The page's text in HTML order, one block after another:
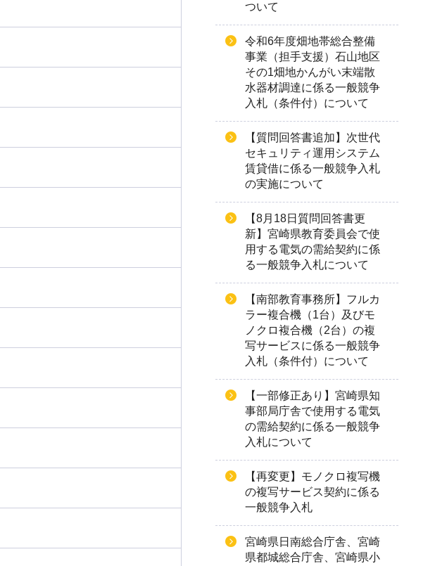
ついて
令和6年度畑地帯総合整備
事業（担手支援）石山地区
その1畑地かんがい末端散
水器材調達に係る一般競争
入札（条件付）について
【質問回答書追加】次世代
セキュリティ運用システム
賃貸借に係る一般競争入札
の実施について
【8月18日質問回答書更
新】宮崎県教育委員会で使
用する電気の需給契約に係
る一般競争入札について
【南部教育事務所】フルカ
ラー複合機（1台）及びモ
ノクロ複合機（2台）の複
写サービスに係る一般競争
入札（条件付）について
【一部修正あり】宮崎県知
事部局庁舎で使用する電気
の需給契約に係る一般競争
入札について
【再変更】モノクロ複写機
の複写サービス契約に係る
一般競争入札
宮崎県日南総合庁舎、宮崎
県都城総合庁舎、宮崎県小